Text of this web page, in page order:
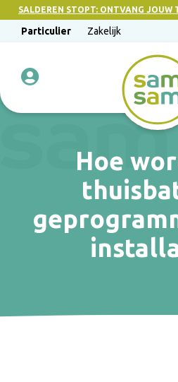
SALDEREN STOPT: ONTVANG
Particulier Zakelijk
Hoe